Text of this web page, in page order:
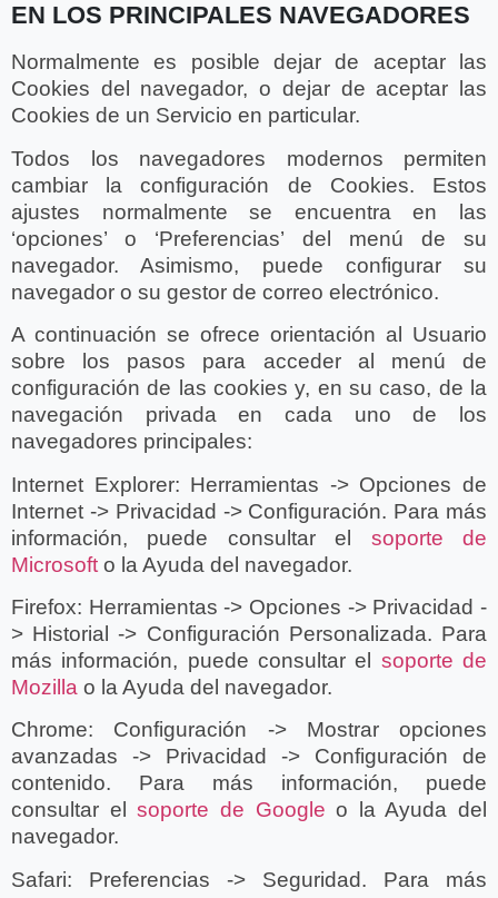
EN LOS PRINCIPALES NAVEGADORES
Normalmente es posible dejar de aceptar las
Cookies del navegador, o dejar de aceptar las
Cookies de un Servicio en particular.
Todos los navegadores modernos permiten
cambiar la configuración de Cookies. Estos
ajustes normalmente se encuentra en las
‘opciones’ o ‘Preferencias’ del menú de su
navegador. Asimismo, puede configurar su
navegador o su gestor de correo electrónico.
A continuación se ofrece orientación al Usuario
sobre los pasos para acceder al menú de
configuración de las cookies y, en su caso, de la
navegación privada en cada uno de los
navegadores principales:
Internet Explorer: Herramientas -> Opciones de
Internet -> Privacidad -> Configuración. Para más
información, puede consultar el soporte de
Microsoft o la Ayuda del navegador.
Firefox: Herramientas -> Opciones -> Privacidad -
> Historial -> Configuración Personalizada. Para
más información, puede consultar el soporte de
Mozilla o la Ayuda del navegador.
Chrome: Configuración -> Mostrar opciones
avanzadas -> Privacidad -> Configuración de
contenido. Para más información, puede
consultar elsoporte de Google o la Ayuda del
navegador.
Safari: Preferencias -> Seguridad. Para más